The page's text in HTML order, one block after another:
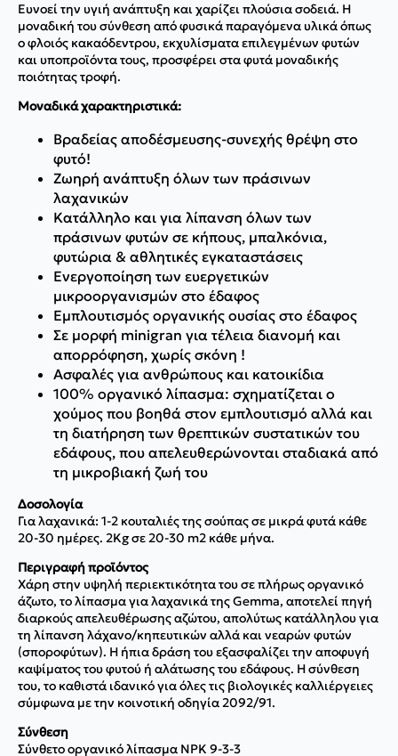
Ευνοεί την υγιή ανάπτυξη και χαρίζει πλούσια σοδειά. Η
μοναδική του σύνθεση από φυσικά παραγόμενα υλικά όπως
ο φλοιός κακαόδεντρου, εκχυλίσματα επιλεγμένων φυτών
και υποπροϊόντα τους, προσφέρει στα φυτά μοναδικής
ποιότητας τροφή.
Μοναδικά χαρακτηριστικά:
Βραδείας αποδέσμευσης-συνεχής θρέψη στο
φυτό!
Ζωηρή ανάπτυξη όλων των πράσινων
λαχανικών
Κατάλληλο και για λίπανση όλων των
πράσινων φυτών σε κήπους, μπαλκόνια,
φυτώρια & αθλητικές εγκαταστάσεις
Ενεργοποίηση των ευεργετικών
μικροοργανισμών στο έδαφος
Εμπλουτισμός οργανικής ουσίας στο έδαφος
Σε μορφή minigran για τέλεια διανομή και
απορρόφηση, χωρίς σκόνη !
Ασφαλές για ανθρώπους και κατοικίδια
100% οργανικό λίπασμα: σχηματίζεται ο
χούμος που βοηθά στον εμπλουτισμό αλλά και
τη διατήρηση των θρεπτικών συστατικών του
εδάφους, που απελευθερώνονται σταδιακά από
τη μικροβιακή ζωή του
Δοσολογία
Για λαχανικά: 1-2 κουταλιές της σούπας σε μικρά φυτά κάθε
20-30 ημέρες. 2Kg σε 20-30 m2 κάθε μήνα.
Περιγραφή προϊόντος
Χάρη στην υψηλή περιεκτικότητα του σε πλήρως οργανικό
άζωτο, το λίπασμα για λαχανικά της Gemma, αποτελεί πηγή
διαρκούς απελευθέρωσης αζώτου, απολύτως κατάλληλου για
τη λίπανση λάχανο/κηπευτικών αλλά και νεαρών φυτών
(σποροφύτων). Η ήπια δράση του εξασφαλίζει την αποφυγή
καψίματος του φυτού ή αλάτωσης του εδάφους. Η σύνθεση
του, το καθιστά ιδανικό για όλες τις βιολογικές καλλιέργειες
σύμφωνα με την κοινοτική οδηγία 2092/91.
Σύνθεση
Σύνθετο οργανικό λίπασμα NPK 9-3-3